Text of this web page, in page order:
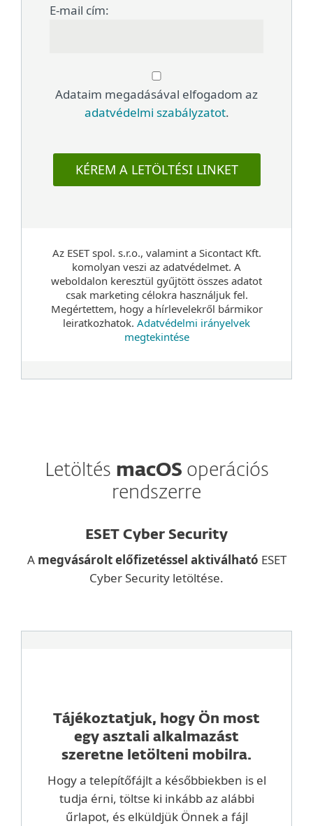
E-mail cím:
Adataim megadásával elfogadom az
adatvédelmi szabályzatot.
KÉREM A LETÖLTÉSI LINKET
Az ESET spol. s.r.o., valamint a Sicontact Kft.
komolyan veszi az adatvédelmet. A
weboldalon keresztül gyűjtött összes adatot
csak marketing célokra használjuk fel.
Megértettem, hogy a hírlevelekről bármikor
leiratkozhatok. Adatvédelmi irányelvek
megtekintése
Letöltés macOS operációs
rendszerre
ESET Cyber Security
A megvásárolt előfizetéssel aktiválható ESET
Cyber Security letöltése.
Tájékoztatjuk, hogy Ön most
egy asztali alkalmazást
szeretne letölteni mobilra.
Hogy a telepítőfájlt a későbbiekben is el
tudja érni, töltse ki inkább az alábbi
űrlapot, és elküldjük Önnek a fájl